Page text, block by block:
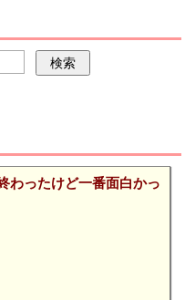
わったけど一番面白かっ